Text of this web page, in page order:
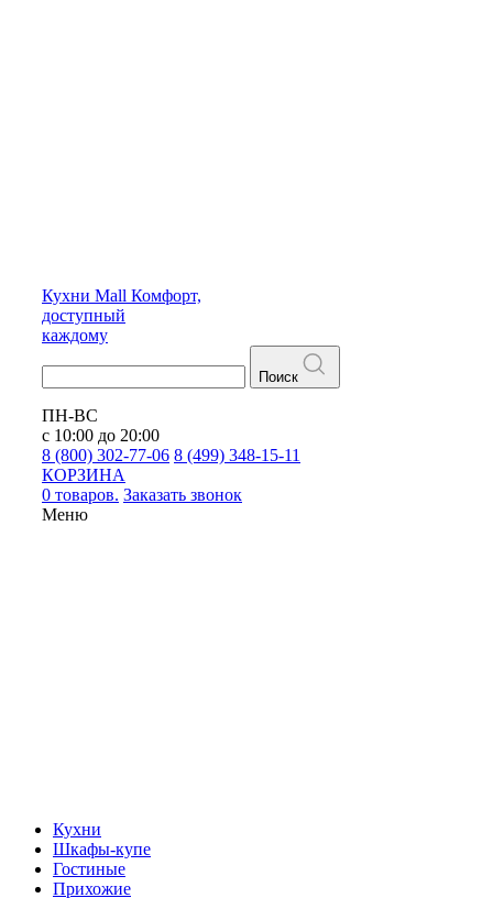
Кухни Mall Комфорт,
доступный
каждому
Поиск
ПН-ВС
с 10:00 до 20:00
8 (800) 302-77-06 8 (499) 348-15-11
КОРЗИНА
0 товаров. Заказать звонок
Меню
Кухни
Шкафы-купе
Гостиные
Прихожие